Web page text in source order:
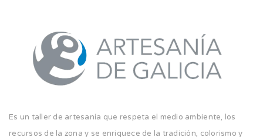
Es un taller de artesanía que respeta el medio ambiente, los
recursos de la zona y se enriquece de la tradición, colorismo y